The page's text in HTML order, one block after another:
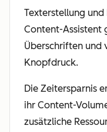
Texterstellung
Content-Assistent
Überschriften und
Knopfdruck.
Die Zeitersparnis
ihr Content-
zusätzliche